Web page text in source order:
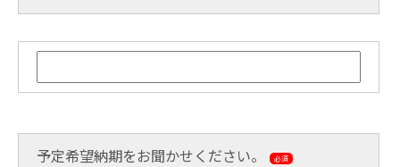
予定希望納期をお聞かせください。 必須